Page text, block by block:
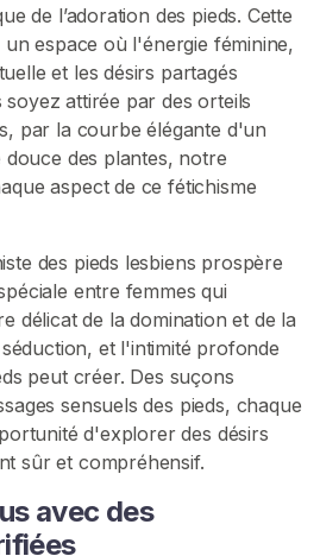
de l’adoration des pieds. Cette
espace où l'énergie féminine,
et les désirs partagés
attirée par des orteils
par la courbe élégante d'un
des plantes, notre
aspect de ce fétichisme
des pieds lesbiens prospère
entre femmes qui
délicat de la domination et de la
et l'intimité profonde
peut créer. Des suçons
sensuels des pieds, chaque
d'explorer des désirs
sûr et compréhensif.
avec des